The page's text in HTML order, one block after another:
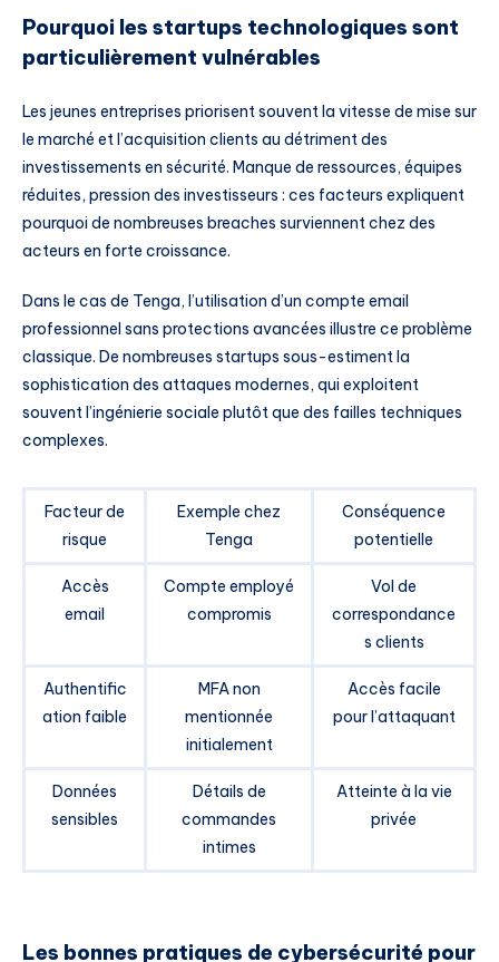
Pourquoi les startups technologiques sont
particulièrement vulnérables
Les jeunes entreprises priorisent souvent la vitesse de mise sur
le marché et l’acquisition clients au détriment des
investissements en sécurité. Manque de ressources, équipes
réduites, pression des investisseurs : ces facteurs expliquent
pourquoi de nombreuses breaches surviennent chez des
acteurs en forte croissance.
Dans le cas de Tenga, l’utilisation d’un compte email
professionnel sans protections avancées illustre ce problème
classique. De nombreuses startups sous-estiment la
sophistication des attaques modernes, qui exploitent
souvent l’ingénierie sociale plutôt que des failles techniques
complexes.
Facteur de
risque
Exemple chez
Tenga
Conséquence
potentielle
Accès
email
Compte employé
compromis
Vol de
correspondance
s clients
Authentific
ation faible
MFA non
mentionnée
initialement
Accès facile
pour l’attaquant
Données
sensibles
Détails de
commandes
intimes
Atteinte à la vie
privée
Les bonnes pratiques de cybersécurité pour